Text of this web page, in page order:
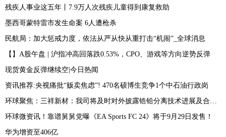
残疾人事业这五年丨7.9万人次残疾儿童得到康复救助
墨西哥蒙特雷市发生命案 6人遭枪杀
民航局：加大惩戒力度，依法从严从快从重打击“机闹”_全球消息
【】A股午盘 | 沪指冲高回落跌0.53%，CPO、游戏等方向逆势反弹
现货黄金反弹继续空|今日热闻
资讯推荐:央视痛批“贩卖焦虑”! 470名硕博生竞争1个中石油行政岗
环球聚焦：三祥新材：我司将及时对外披露锆铪分离技术进展及合作情况
环球微资讯！靠谱舅舅党曝《EA Sports FC 24》将于9月29日发售！
华为增资至406亿